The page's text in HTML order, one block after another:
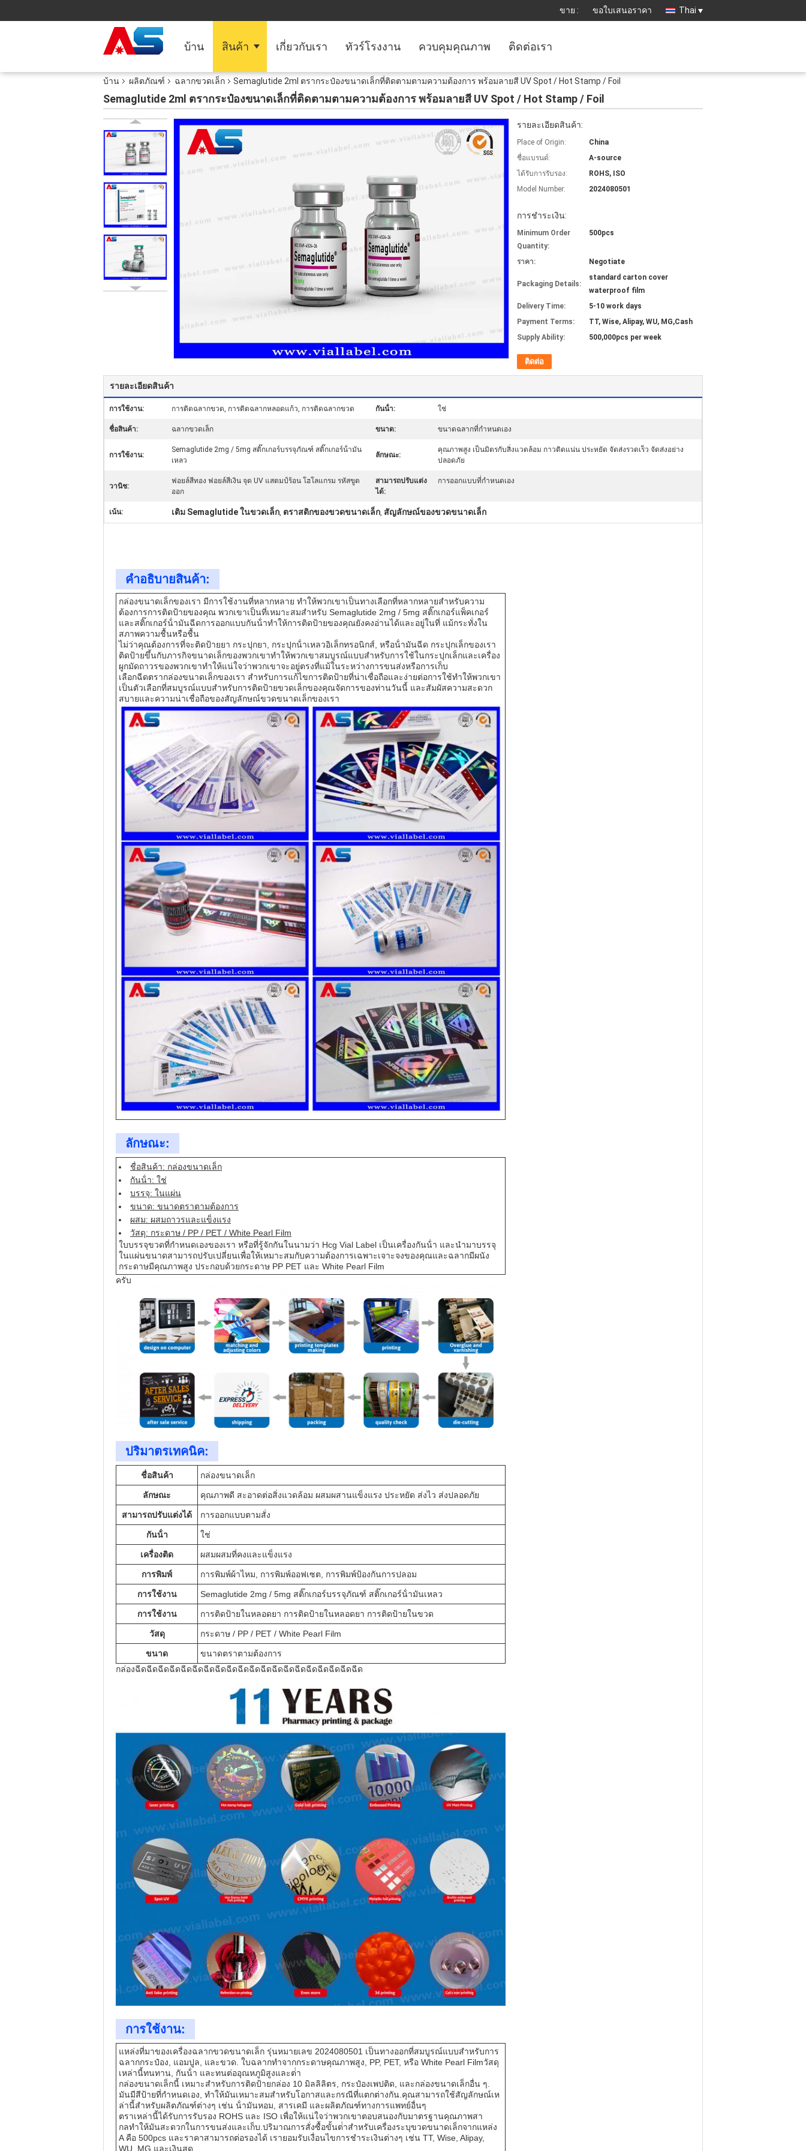
ขาย : ขอใบเสนอราคา Thai
บ้าน สินค้า เกี่ยวกับเรา ทัวร์โรงงาน ควบคุมคุณภาพ ติดต่อเรา
บ้าน ผลิตภัณฑ์ ฉลากขวดเล็ก Semaglutide 2ml ตรากระป๋องขนาดเล็กที่ติดตามตามความต้องการ พร้อมลายสี UV Spot / Hot Stamp / Foil
Semaglutide 2ml ตรากระป๋องขนาดเล็กที่ติดตามตามความต้องการ พร้อมลายสี UV Spot / Hot Stamp / Foil
รายละเอียดสินค้า:
Place of Origin:
China
ชื่อแบรนด์:
A-source
ได้รับการรับรอง:
ROHS, ISO
Model Number:
2024080501
การชำระเงิน:
Minimum Order
Quantity:
500pcs
ราคา: Negotiate
Packaging Details:
standard carton cover
waterproof film
Delivery Time:
5-10 work days
Payment Terms:
TT, Wise, Alipay, WU, MG,Cash
Supply Ability:
500,000pcs per week
ติดต่อ
รายละเอียดสินค้า
การใช้งาน: การติดฉลากขวด, การติดฉลากหลอดแก้ว, การติดฉลากขวด กันน้ํา: ใช่
ชื่อสินค้า: ฉลากขวดเล็ก ขนาด: ขนาดฉลากที่กำหนดเอง
การใช้งาน:
Semaglutide 2mg / 5mg สติ๊กเกอร์บรรจุภัณฑ์ สติ๊กเกอร์น้ํามัน
เหลว
ลักษณะ:
คุณภาพสูง เป็นมิตรกับสิ่งแวดล้อม กาวติดแน่น ประหยัด จัดส่งรวดเร็ว จัดส่งอย่าง
ปลอดภัย
วานิช:
ฟอยล์สีทอง ฟอยล์สีเงิน จุด UV แสตมป์ร้อน โฮโลแกรม รหัสขูด
ออก
สามารถปรับแต่ง
ได้:
การออกแบบที่กำหนดเอง
เน้น: เติม Semaglutide ในขวดเล็ก, ตราสติกของขวดขนาดเล็ก, สัญลักษณ์ของขวดขนาดเล็ก
คําอธิบายสินค้า:
กล่องขนาดเล็กของเรา มีการใช้งานที่หลากหลาย ทําให้พวกเขาเป็นทางเลือกที่หลากหลายสําหรับความ
ต้องการการติดป้ายของคุณ พวกเขาเป็นที่เหมาะสมสําหรับ Semaglutide 2mg / 5mg สติ๊กเกอร์แพ็คเกอร์
และสติ๊กเกอร์น้ํามันฉีดการออกแบบกันน้ําทําให้การติดป้ายของคุณยังคงอ่านได้และอยู่ในที่ แม้กระทั่งใน
สภาพความชื้นหรือชื้น
ไม่ว่าคุณต้องการที่จะติดป้ายยา กระปุกยา, กระปุกน้ําเหลวอิเล็กทรอนิกส์, หรือน้ํามันฉีด กระปุกเล็กของเรา
ติดป้ายขึ้นกับภารกิจขนาดเล็กของพวกเขาทําให้พวกเขาสมบูรณ์แบบสําหรับการใช้ในกระปุกเล็กและเครื่อง
ผูกมัดถาวรของพวกเขาทําให้แน่ใจว่าพวกเขาจะอยู่ตรงที่แม้ในระหว่างการขนส่งหรือการเก็บ
เลือกฉีดตรากล่องขนาดเล็กของเรา สําหรับการแก้ไขการติดป้ายที่น่าเชื่อถือและง่ายต่อการใช้ทําให้พวกเขา
เป็นตัวเลือกที่สมบูรณ์แบบสําหรับการติดป้ายขวดเล็กของคุณจัดการของท่านวันนี้ และสัมผัสความสะดวก
สบายและความน่าเชื่อถือของสัญลักษณ์ขวดขนาดเล็กของเรา
ลักษณะ:
ชื่อสินค้า: กล่องขนาดเล็ก
กันน้ํา: ใช่
บรรจุ: ในแผ่น
ขนาด: ขนาดตราตามต้องการ
ผสม: ผสมถาวรและแข็งแรง
วัสดุ: กระดาษ / PP / PET / White Pearl Film
ใบบรรจุขวดที่กําหนดเองของเรา หรือที่รู้จักกันในนามว่า Hcg Vial Label เป็นเครื่องกันน้ํา และนํามาบรรจุ
ในแผ่นขนาดสามารถปรับเปลี่ยนเพื่อให้เหมาะสมกับความต้องการเฉพาะเจาะจงของคุณและฉลากมีผนัง
กระดาษมีคุณภาพสูง ประกอบด้วยกระดาษ PP PET และ White Pearl Film
ครับ
ปริมาตรเทคนิค:
ชื่อสินค้า กล่องขนาดเล็ก
ลักษณะ คุณภาพดี สะอาดต่อสิ่งแวดล้อม ผสมผสานแข็งแรง ประหยัด ส่งไว ส่งปลอดภัย
สามารถปรับแต่งได้ การออกแบบตามสั่ง
กันน้ํา ใช่
เครื่องติด ผสมผสมที่คงและแข็งแรง
การพิมพ์ การพิมพ์ผ้าไหม, การพิมพ์ออฟเซต, การพิมพ์ป้องกันการปลอม
การใช้งาน Semaglutide 2mg / 5mg สติ๊กเกอร์บรรจุภัณฑ์ สติ๊กเกอร์น้ํามันเหลว
การใช้งาน การติดป้ายในหลอดยา การติดป้ายในหลอดยา การติดป้ายในขวด
วัสดุ กระดาษ / PP / PET / White Pearl Film
ขนาด
ขนาดตราตามต้องการ
กล่องฉีดฉีดฉีดฉีดฉีดฉีดฉีดฉีดฉีดฉีดฉีดฉีดฉีดฉีดฉีดฉีดฉีดฉีดฉีดฉีด
การใช้งาน:
แหล่งที่มาของเครื่องฉลากขวดขนาดเล็ก รุ่นหมายเลข 2024080501 เป็นทางออกที่สมบูรณ์แบบสําหรับการ
ฉลากกระป๋อง, แอมปูล, และขวด. ใบฉลากทําจากกระดาษคุณภาพสูง, PP, PET, หรือ White Pearl Filmวัสดุ
เหล่านี้ทนทาน, กันน้ํา และทนต่ออุณหภูมิสูงและต่ํา
กล่องขนาดเล็กนี้ เหมาะสําหรับการติดป้ายกล่อง 10 มิลลิลิตร, กระป๋องเพปติด, และกล่องขนาดเล็กอื่น ๆ.
มันมีสีป้ายที่กําหนดเอง, ทําให้มันเหมาะสมสําหรับโอกาสและกรณีที่แตกต่างกัน.คุณสามารถใช้สัญลักษณ์เห
ล่านี้สําหรับผลิตภัณฑ์ต่างๆ เช่น น้ํามันหอม, สารเคมี และผลิตภัณฑ์ทางการแพทย์อื่นๆ
ตราเหล่านี้ได้รับการรับรอง ROHS และ ISO เพื่อให้แน่ใจว่าพวกเขาตอบสนองกับมาตรฐานคุณภาพสา
กลทําให้มันสะดวกในการขนส่งและเก็บ.ปริมาณการสั่งซื้อขั้นต่ําสําหรับเครื่องระบุขวดขนาดเล็กจากแหล่ง
A คือ 500pcs และราคาสามารถต่อรองได้ เรายอมรับเงื่อนไขการชําระเงินต่างๆ เช่น TT, Wise, Alipay,
WU, MG และเงินสด